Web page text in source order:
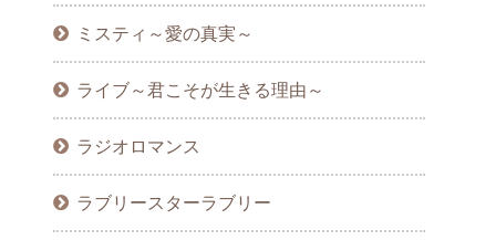
ミスティ～愛の真実～
ライブ～君こそが生きる理由～
ラジオロマンス
ラブリースターラブリー